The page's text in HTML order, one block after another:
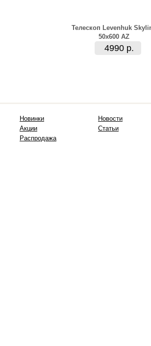
Телескоп Levenhuk
50x600 AZ
4990 р.
Новинки
Акции
Распродажа
Новости
Статьи